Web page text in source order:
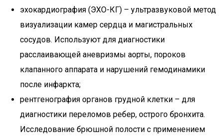
эхокардиография (ЭХО-КГ) – ультразвуковой метод
визуализации камер сердца и магистральных
сосудов. Используют для диагностики
расслаивающей аневризмы аорты, пороков
клапанного аппарата и нарушений гемодинамики
после инфаркта;
рентгенография органов грудной клетки – для
диагностики переломов ребер, острого бронхита.
Исследование брюшной полости с применением